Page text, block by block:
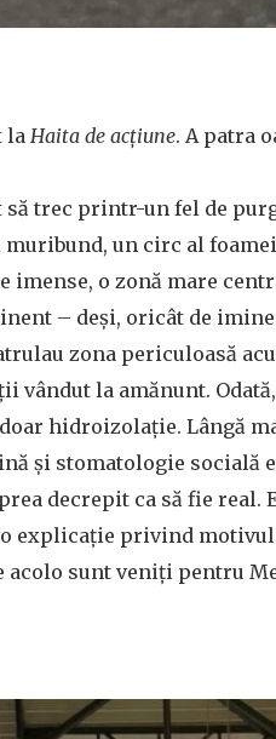
la Haita de acțiune. A patra
să trec printr-un fel de
muribund, un circ al
imense, o zonă mare
– deși, oricât de
zona periculoasă
vândut la amănunt.
hidroizolație. Lângă
și stomatologie socială
decrepit ca să fie real.
explicație privind motivul
sunt veniți pentru